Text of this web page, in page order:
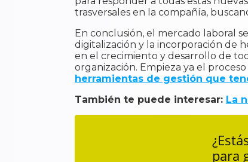
trasversales en la compañía,
En conclusión, el mercado laboral
digitalización y la incorporación de
en el crecimiento y desarrollo de
organización. Empieza ya el
herramientas de gestión que
También te puede interesar: La
para